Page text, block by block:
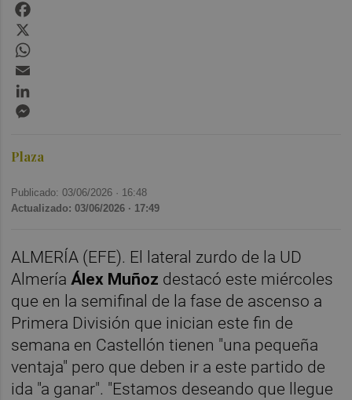
Plaza
Publicado: 03/06/2026 · 16:48
Actualizado: 03/06/2026 · 17:49
ALMERÍA (EFE). El lateral zurdo de la UD
AlmeríaÁlex Muñoz destacó este miércoles
que en la semifinal de la fase de ascenso a
Primera División que inician este fin de
semana en Castellón tienen "una pequeña
ventaja" pero que deben ir a este partido de
ida "a ganar". "Estamos deseando que llegue